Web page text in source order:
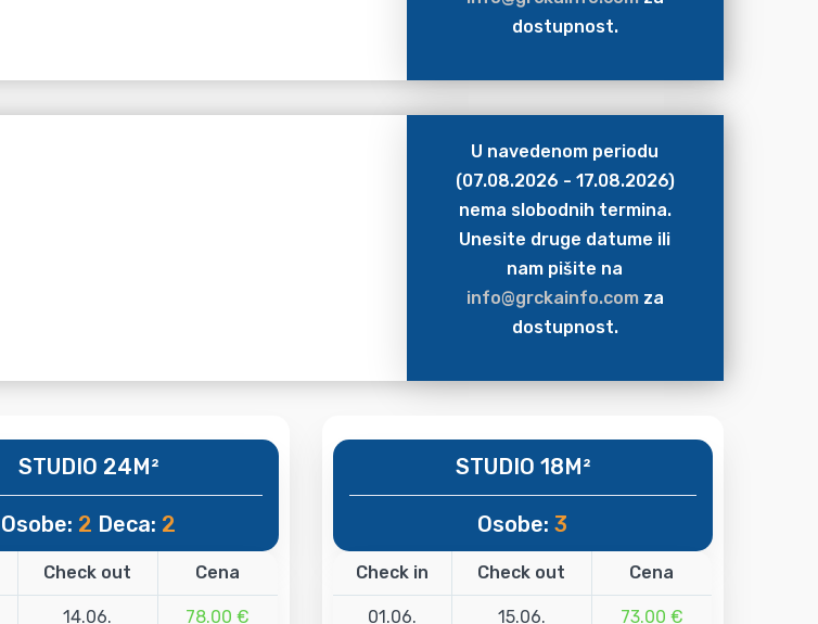
dostupnost.
U navedenom periodu
(07.08.2026 - 17.08.2026)
nema slobodnih termina.
Unesite druge datume ili
nam pišite na
info@grckainfo.comza
dostupnost.
STUDIO 24M²
Osobe: 2 Deca: 2
Check out Cena
14.06. 78.00 €
STUDIO 18M²
Osobe:3
Check in Check out Cena
01.06. 15.06. 73.00 €